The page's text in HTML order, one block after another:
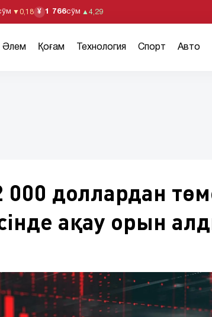
▼ 0,18 ¥ 1 766сўм ▲ 4,29
Әлем Қоғам Технология Спорт Авто
доллардан
ақау орын